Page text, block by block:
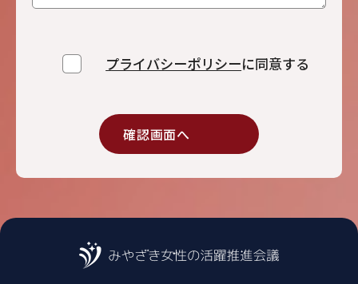
プライバシーポリシーに同意する